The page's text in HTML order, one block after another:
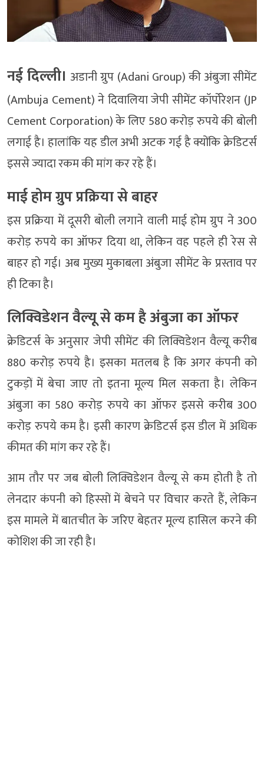
नई दिल्ली। अडानी ग्रुप (Adani Group) की अंबुजा सीमेंट
(Ambuja Cement) ने दिवालिया जेपी सीमेंट कॉर्पोरेशन (JP
Cement Corporation) के लिए 580 करोड़ रुपये की बोली
लगाई है। हालांकि यह डील अभी अटक गई है क्योंकि क्रेडिटर्स
इससे ज्यादा रकम की मांग कर रहे हैं।
माई होम ग्रुप प्रक्रिया से बाहर
इस प्रक्रिया में दूसरी बोली लगाने वाली माई होम ग्रुप ने 300
करोड़ रुपये का ऑफर दिया था, लेकिन वह पहले ही रेस से
बाहर हो गई। अब मुख्य मुकाबला अंबुजा सीमेंट के प्रस्ताव पर
ही टिका है।
लिक्विडेशन वैल्यू से कम है अंबुजा का ऑफर
क्रेडिटर्स के अनुसार जेपी सीमेंट की लिक्विडेशन वैल्यू करीब
880 करोड़ रुपये है। इसका मतलब है कि अगर कंपनी को
टुकड़ों में बेचा जाए तो इतना मूल्य मिल सकता है। लेकिन
अंबुजा का 580 करोड़ रुपये का ऑफर इससे करीब 300
करोड़ रुपये कम है। इसी कारण क्रेडिटर्स इस डील में अधिक
कीमत की मांग कर रहे हैं।
आम तौर पर जब बोली लिक्विडेशन वैल्यू से कम होती है तो
लेनदार कंपनी को हिस्सों में बेचने पर विचार करते हैं, लेकिन
इस मामले में बातचीत के जरिए बेहतर मूल्य हासिल करने की
कोशिश की जा रही है।